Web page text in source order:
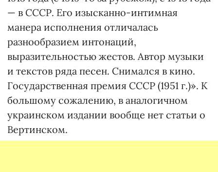
— в СССР. Его изысканно-интимная
манера исполнения отличалась
разнообразием интонаций,
выразительностью жестов. Автор музыки
и текстов ряда песен. Снимался в кино.
Государственная премия СССР (1951 г.)». К
большому сожалению, в аналогичном
украинском издании вообще нет статьи о
Вертинском.